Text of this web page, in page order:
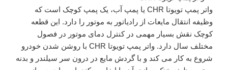
واتر پمپ تویوتا CHR یا پمپ آب، یک پمپ کوچک است که
وظیفه انتقال مایعات از رادیاتور به موتور را دارد. این قطعه
کوچک نقش بسیار مهمی در کنترل دمای موتور در فصول
مختلف سال دارد. واتر پمپ تویوتا CHR با روشن شدن خودرو
شروع به کار می کند و با گردش مایع در درون سر سیلندر و بدنه